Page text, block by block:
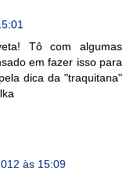
Tô com algumas
em fazer isso para
dica da "traquitana"
às 15:09